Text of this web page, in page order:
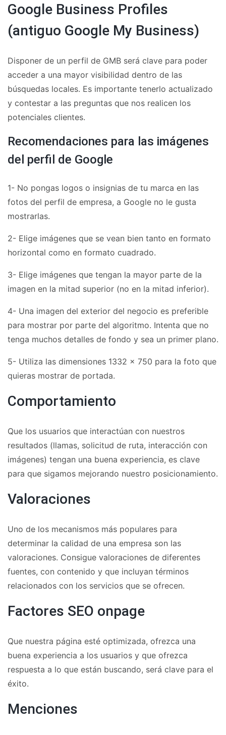
Google Business Profiles
(antiguo Google My Business)
Disponer de un perfil de GMB será clave para poder
acceder a una mayor visibilidad dentro de las
búsquedas locales. Es importante tenerlo actualizado
y contestar a las preguntas que nos realicen los
potenciales clientes.
Recomendaciones para las imágenes
del perfil de Google
1- No pongas logos o insignias de tu marca en las
fotos del perfil de empresa, a Google no le gusta
mostrarlas.
2- Elige imágenes que se vean bien tanto en formato
horizontal como en formato cuadrado.
3- Elige imágenes que tengan la mayor parte de la
imagen en la mitad superior (no en la mitad inferior).
4- Una imagen del exterior del negocio es preferible
para mostrar por parte del algoritmo. Intenta que no
tenga muchos detalles de fondo y sea un primer plano.
5- Utiliza las dimensiones 1332 x 750 para la foto que
quieras mostrar de portada.
Comportamiento
Que los usuarios que interactúan con nuestros
resultados (llamas, solicitud de ruta, interacción con
imágenes) tengan una buena experiencia, es clave
para que sigamos mejorando nuestro posicionamiento.
Valoraciones
Uno de los mecanismos más populares para
determinar la calidad de una empresa son las
valoraciones. Consigue valoraciones de diferentes
fuentes, con contenido y que incluyan términos
relacionados con los servicios que se ofrecen.
Factores SEO onpage
Que nuestra página esté optimizada, ofrezca una
buena experiencia a los usuarios y que ofrezca
respuesta a lo que están buscando, será clave para el
éxito.
Menciones